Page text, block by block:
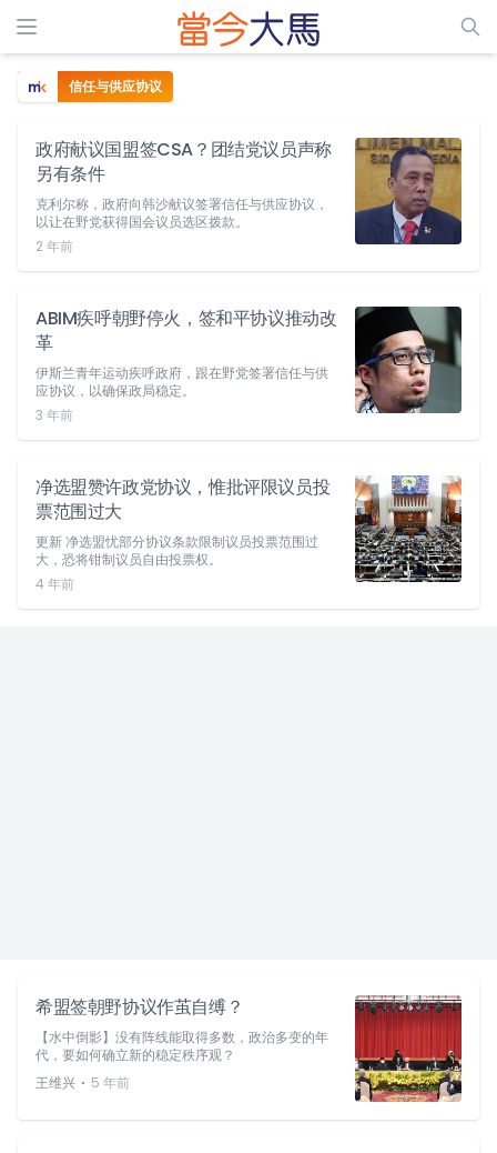
信任与供应协议
政府献议国盟签CSA？团结党议员声称
另有条件
克利尔称，政府向韩沙献议签署信任与供应协议，
以让在野党获得国会议员选区拨款。
2 年前
ABIM疾呼朝野停火，签和平协议推动改
革
伊斯兰青年运动疾呼政府，跟在野党签署信任与供
应协议，以确保政局稳定。
3 年前
净选盟赞许政党协议，惟批评限议员投
票范围过大
更新 净选盟忧部分协议条款限制议员投票范围过
大，恐将钳制议员自由投票权。
4 年前
希盟签朝野协议作茧自缚？
【水中倒影】没有阵线能取得多数，政治多变的年
代，要如何确立新的稳定秩序观？
王维兴 ⋅ 5 年前